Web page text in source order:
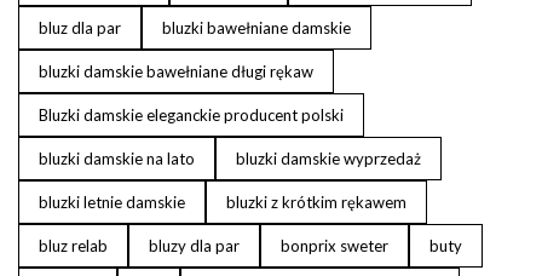
bluz dla par bluzki bawełniane damskie
bluzki damskie bawełniane długi rękaw
Bluzki damskie eleganckie producent polski
bluzki damskie na lato bluzki damskie wyprzedaż
bluzki letnie damskie bluzki z krótkim rękawem
bluz relab bluzy dla par bonprix sweter buty